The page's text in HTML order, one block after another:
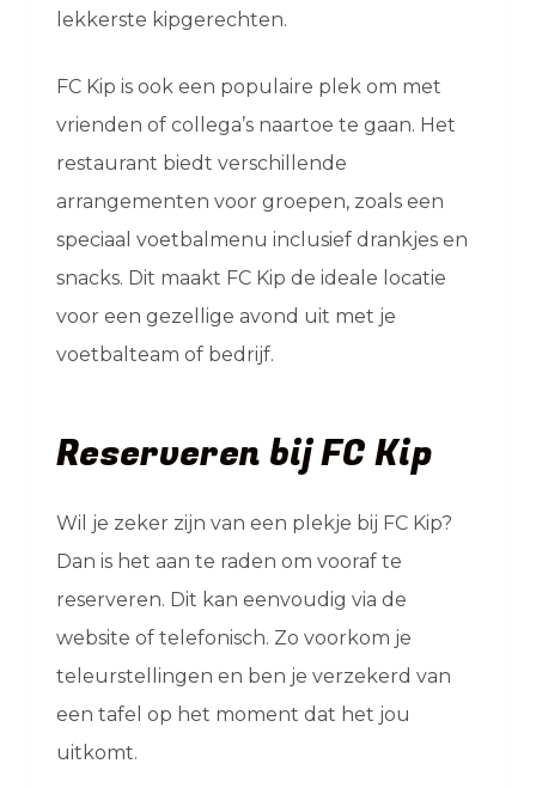
lekkerste kipgerechten.
FC Kip is ook een populaire plek om met
vrienden of collega’s naartoe te gaan. Het
restaurant biedt verschillende
arrangementen voor groepen, zoals een
speciaal voetbalmenu inclusief drankjes en
snacks. Dit maakt FC Kip de ideale locatie
voor een gezellige avond uit met je
voetbalteam of bedrijf.
Reserveren bij FC Kip
Wil je zeker zijn van een plekje bij FC Kip?
Dan is het aan te raden om vooraf te
reserveren. Dit kan eenvoudig via de
website of telefonisch. Zo voorkom je
teleurstellingen en ben je verzekerd van
een tafel op het moment dat het jou
uitkomt.